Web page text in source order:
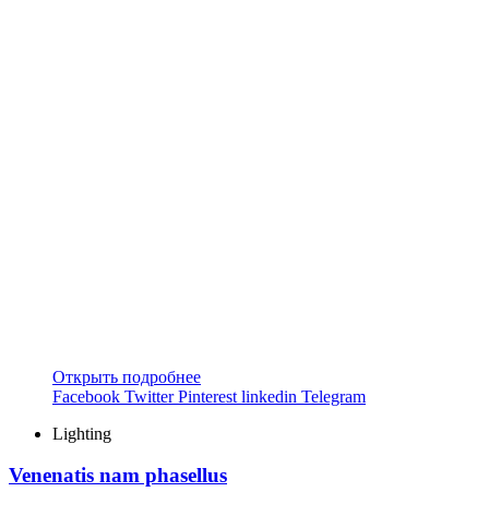
Открыть подробнее
Facebook Twitter Pinterest linkedin Telegram
Lighting
Venenatis nam phasellus